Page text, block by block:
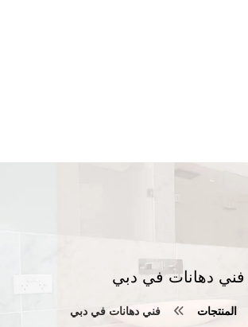
فني دهانات في دبي
المنتجات فني دهانات في دبي